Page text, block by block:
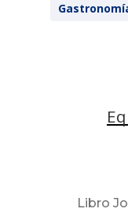
Libro